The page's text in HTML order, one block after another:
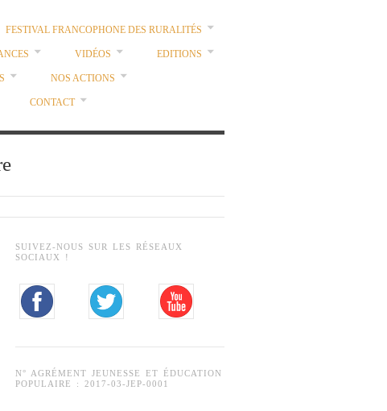
FESTIVAL FRANCOPHONE DES RURALITÉS
VIDÉOS EDITIONS
NOS ACTIONS
CONTACT
SUIVEZ-NOUS SUR LES RÉSEAUX
SOCIAUX !
N° AGRÉMENT JEUNESSE ET ÉDUCATION
POPULAIRE : 2017-03-JEP-0001